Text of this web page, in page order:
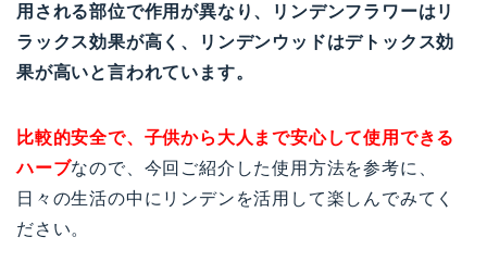
用される部位で作用が異なり、リンデンフラワーはリ
ラックス効果が高く、リンデンウッドはデトックス効
果が高いと言われています。
比較的安全で、子供から大人まで安心して使用できる
ハーブなので、今回ご紹介した使用方法を参考に、
日々の生活の中にリンデンを活用して楽しんでみてく
ださい。